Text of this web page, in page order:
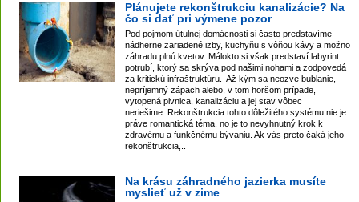
Plánujete rekonštrukciu kanalizácie? Na
čo si dať pri výmene pozor
Pod pojmom útulnej domácnosti si často predstavíme
nádherne zariadené izby, kuchyňu s vôňou kávy a možno
záhradu plnú kvetov. Málokto si však predstaví labyrint
potrubí, ktorý sa skrýva pod našimi nohami a zodpovedá
za kritickú infraštruktúru. Až kým sa neozve bublanie,
nepríjemný zápach alebo, v tom horšom prípade,
vytopená pivnica, kanalizáciu a jej stav vôbec
neriešime. Rekonštrukcia tohto dôležitého systému nie je
práve romantická téma, no je to nevyhnutný krok k
zdravému a funkčnému bývaniu. Ak vás preto čaká jeho
rekonštrukcia,..
Na krásu záhradného jazierka musíte
myslieť už v zime